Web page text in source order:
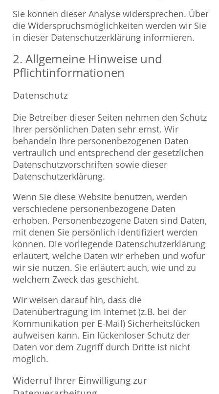
Sie können dieser Analyse widersprechen. Über
die Widerspruchsmöglichkeiten werden wir Sie
in dieser Datenschutzerklärung informieren.
2. Allgemeine Hinweise und
Pflichtinformationen
Datenschutz
Die Betreiber dieser Seiten nehmen den Schutz
Ihrer persönlichen Daten sehr ernst. Wir
behandeln Ihre personenbezogenen Daten
vertraulich und entsprechend der gesetzlichen
Datenschutzvorschriften sowie dieser
Datenschutzerklärung.
Wenn Sie diese Website benutzen, werden
verschiedene personenbezogene Daten
erhoben. Personenbezogene Daten sind Daten,
mit denen Sie persönlich identifiziert werden
können. Die vorliegende Datenschutzerklärung
erläutert, welche Daten wir erheben und wofür
wir sie nutzen. Sie erläutert auch, wie und zu
welchem Zweck das geschieht.
Wir weisen darauf hin, dass die
Datenübertragung im Internet (z.B. bei der
Kommunikation per E-Mail) Sicherheitslücken
aufweisen kann. Ein lückenloser Schutz der
Daten vor dem Zugriff durch Dritte ist nicht
möglich.
Widerruf Ihrer Einwilligung zur